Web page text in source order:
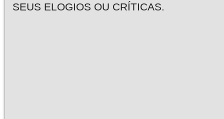
SEUS ELOGIOS OU CRÍTICAS.